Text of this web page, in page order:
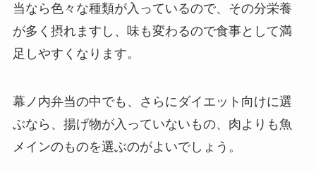
当なら色々な種類が入っているので、その分栄養
が多く摂れますし、味も変わるので食事として満
足しやすくなります。
幕ノ内弁当の中でも、さらにダイエット向けに選
ぶなら、揚げ物が入っていないもの、肉よりも魚
メインのものを選ぶのがよいでしょう。